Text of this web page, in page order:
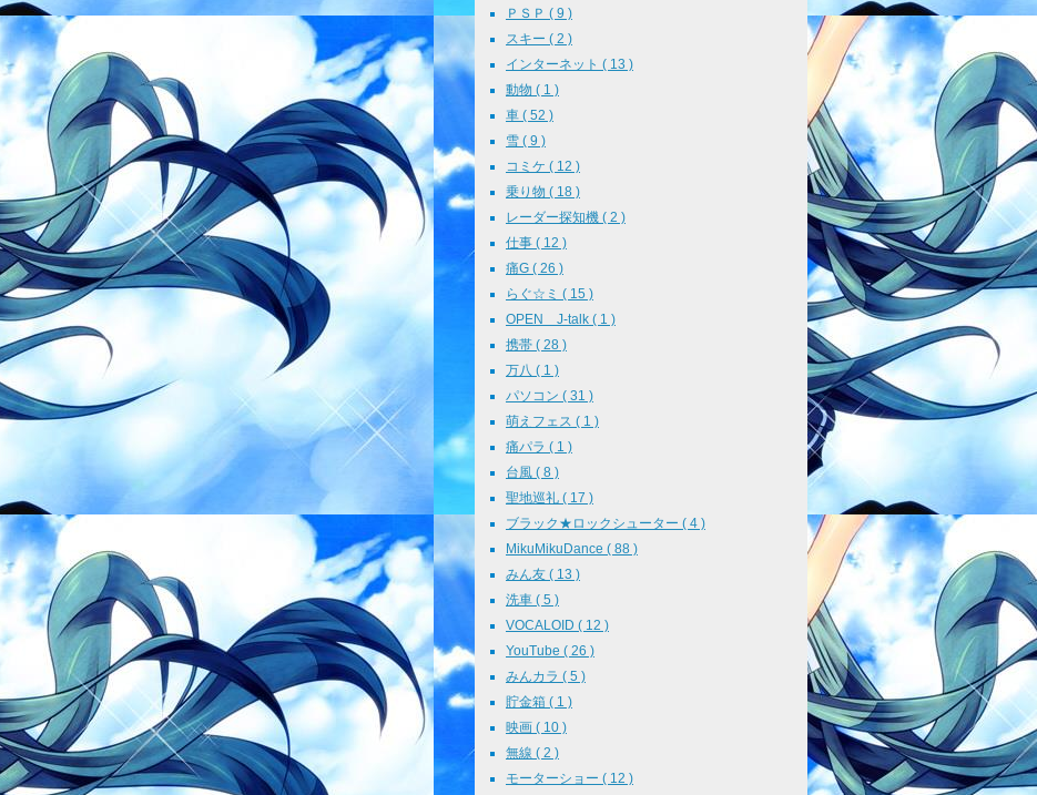
ＰＳＰ ( 9 )
スキー ( 2 )
インターネット ( 13 )
動物 ( 1 )
車 ( 52 )
雪 ( 9 )
コミケ ( 12 )
乗り物 ( 18 )
レーダー探知機 ( 2 )
仕事 ( 12 )
痛G ( 26 )
らぐ☆ミ ( 15 )
OPEN J-talk ( 1 )
携帯 ( 28 )
万八 ( 1 )
パソコン ( 31 )
萌えフェス ( 1 )
痛パラ ( 1 )
台風 ( 8 )
聖地巡礼 ( 17 )
ブラック★ロックシューター ( 4 )
MikuMikuDance ( 88 )
みん友 ( 13 )
洗車 ( 5 )
VOCALOID ( 12 )
YouTube ( 26 )
みんカラ ( 5 )
貯金箱 ( 1 )
映画 ( 10 )
無線 ( 2 )
モーターショー ( 12 )